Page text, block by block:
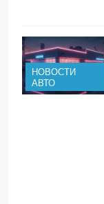
НОВОСТИ
АВТО